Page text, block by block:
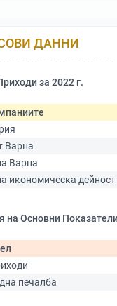
ДАННИ
за 2022 г.
Варна
Варна
икономическа
на Основни
печалба